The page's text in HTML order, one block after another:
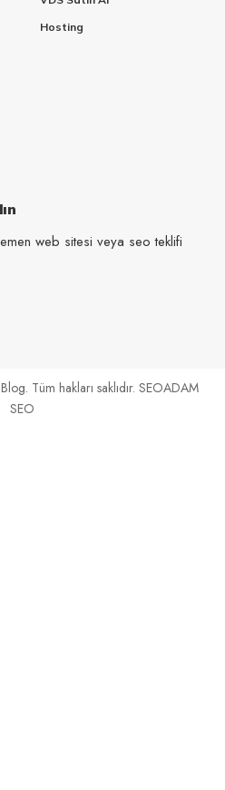
Hosting
web sitesi veya seo teklifi
Tüm hakları saklıdır. SEOADAM
SEO